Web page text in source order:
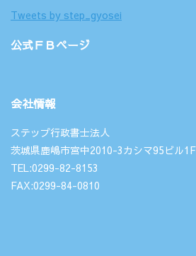
Tweets by step_gyosei
公式ＦＢページ
会社情報
ステップ行政書士法人
茨城県鹿嶋市宮中2010-3カシマ95ビル1F
TEL:0299-82-8153
FAX:0299-84-0810